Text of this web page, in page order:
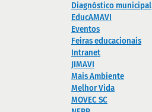
Diagnóstico municipal
EducAMAVI
Eventos
Feiras educacionais
Intranet
JIMAVI
Mais Ambiente
Melhor Vida
MOVEC SC